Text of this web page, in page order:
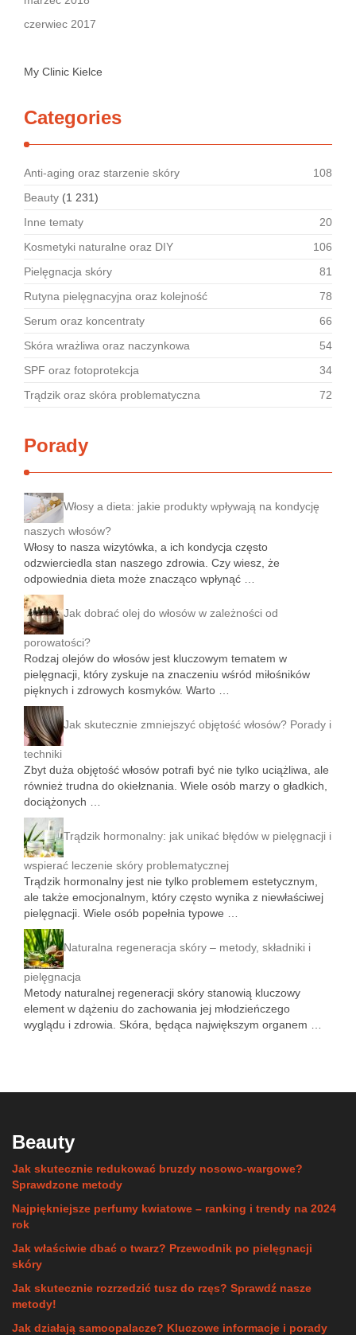
czerwiec 2017
My Clinic Kielce
Categories
Anti-aging oraz starzenie skóry
108
Beauty (1 231)
Inne tematy
20
Kosmetyki naturalne oraz DIY
106
Pielęgnacja skóry
81
Rutyna pielęgnacyjna oraz kolejność
78
Serum oraz koncentraty
66
Skóra wrażliwa oraz naczynkowa
54
SPF oraz fotoprotekcja
34
Trądzik oraz skóra problematyczna
72
Porady
Włosy a dieta: jakie produkty wpływają na kondycję
naszych włosów?
Włosy to nasza wizytówka, a ich kondycja często
odzwierciedla stan naszego zdrowia. Czy wiesz, że
odpowiednia dieta może znacząco wpłynąć …
Jak dobrać olej do włosów w zależności od
porowatości?
Rodzaj olejów do włosów jest kluczowym tematem w
pielęgnacji, który zyskuje na znaczeniu wśród miłośników
pięknych i zdrowych kosmyków. Warto …
Jak skutecznie zmniejszyć objętość włosów? Porady i
techniki
Zbyt duża objętość włosów potrafi być nie tylko uciążliwa, ale
również trudna do okiełznania. Wiele osób marzy o gładkich,
dociążonych …
Trądzik hormonalny: jak unikać błędów w pielęgnacji i
wspierać leczenie skóry problematycznej
Trądzik hormonalny jest nie tylko problemem estetycznym,
ale także emocjonalnym, który często wynika z niewłaściwej
pielęgnacji. Wiele osób popełnia typowe …
Naturalna regeneracja skóry – metody, składniki i
pielęgnacja
Metody naturalnej regeneracji skóry stanowią kluczowy
element w dążeniu do zachowania jej młodzieńczego
wyglądu i zdrowia. Skóra, będąca największym organem …
Beauty
Jak skutecznie redukować bruzdy nosowo-wargowe?
Sprawdzone metody
Najpiękniejsze perfumy kwiatowe – ranking i trendy na 2024
rok
Jak właściwie dbać o twarz? Przewodnik po pielęgnacji
skóry
Jak skutecznie rozrzedzić tusz do rzęs? Sprawdź nasze
metody!
Jak działają samoopalacze? Kluczowe informacje i porady